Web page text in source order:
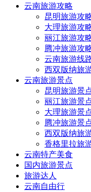
云南旅游攻略
昆明旅游攻
大理旅游攻
丽江旅游攻
腾冲旅游攻
云南旅游线
西双版纳旅
云南旅游景点
昆明旅游景
丽江旅游景
大理旅游景
腾冲旅游景
西双版纳旅
香格里拉旅
云南特产美食
国内旅游景点
旅游达人
云南自由行